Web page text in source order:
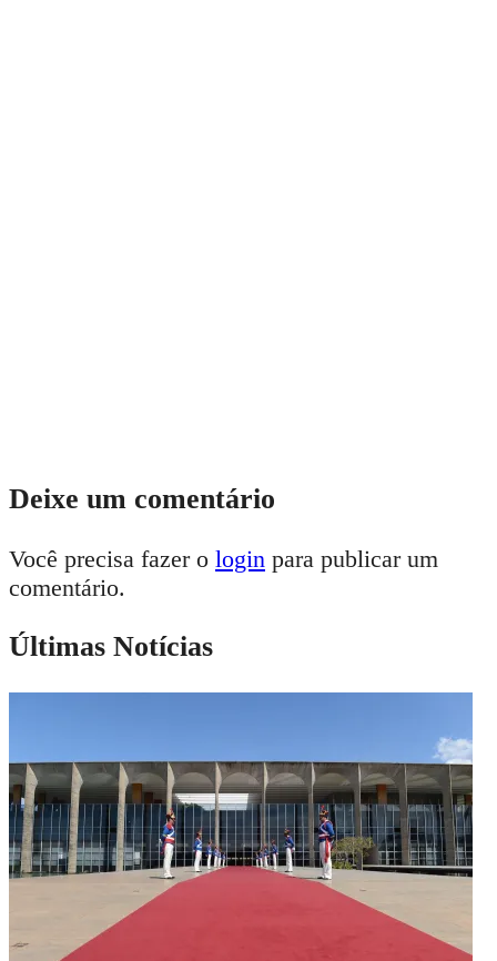
Deixe um comentário
Você precisa fazer o login para publicar um
comentário.
Últimas Notícias